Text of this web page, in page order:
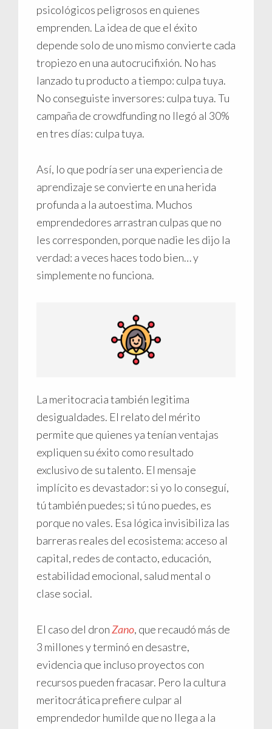
psicológicos peligrosos en quienes
emprenden. La idea de que el éxito
depende solo de uno mismo convierte cada
tropiezo en una autocrucifixión. No has
lanzado tu producto a tiempo: culpa tuya.
No conseguiste inversores: culpa tuya. Tu
campaña de crowdfunding no llegó al 30%
en tres días: culpa tuya.
Así, lo que podría ser una experiencia de
aprendizaje se convierte en una herida
profunda a la autoestima. Muchos
emprendedores arrastran culpas que no
les corresponden, porque nadie les dijo la
verdad: a veces haces todo bien… y
simplemente no funciona.
La meritocracia también legitima
desigualdades. El relato del mérito
permite que quienes ya tenían ventajas
expliquen su éxito como resultado
exclusivo de su talento. El mensaje
implícito es devastador: si yo lo conseguí,
tú también puedes; si tú no puedes, es
porque no vales. Esa lógica invisibiliza las
barreras reales del ecosistema: acceso al
capital, redes de contacto, educación,
estabilidad emocional, salud mental o
clase social.
El caso del dronZano, que recaudó más de
3 millones y terminó en desastre,
evidencia que incluso proyectos con
recursos pueden fracasar. Pero la cultura
meritocrática prefiere culpar al
emprendedor humilde que no llega a la